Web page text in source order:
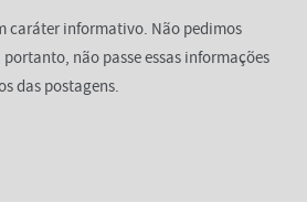
caráter informativo. Não pedimos
não passe essas informações
das postagens.